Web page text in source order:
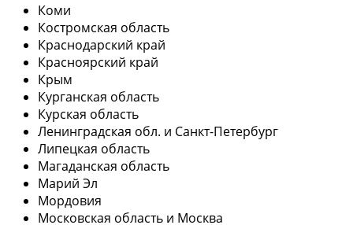
Коми
Костромская область
Краснодарский край
Красноярский край
Крым
Курганская область
Курская область
Ленинградская обл. и Санкт-Петербург
Липецкая область
Магаданская область
Марий Эл
Мордовия
Московская область и Москва